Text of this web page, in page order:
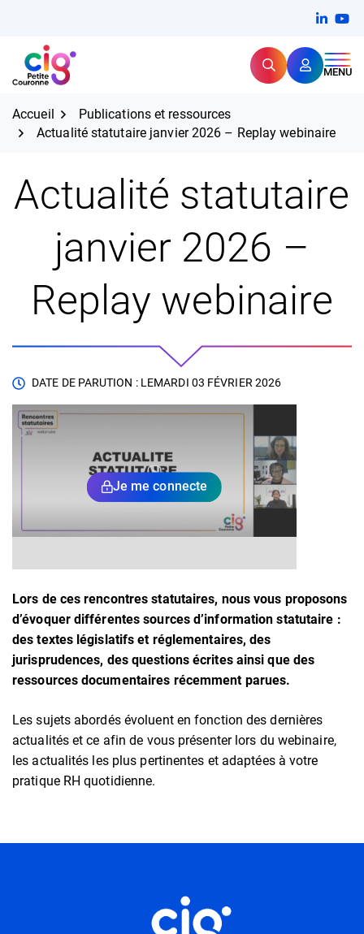
contenu
CIG Petite Couronne RechercherMENU
Expertise et proximité pour
Accueil
Publications et ressources
Actualité statutaire janvier 2026 – Replay webinaire
Actualité statutaire
janvier 2026 –
Replay webinaire
DATE DE PARUTION : LEMARDI 03 FÉVRIER 2026
Je me connecte
Lors de ces rencontres statutaires, nous vous proposons
d’évoquer différentes sources d’information statutaire :
des textes législatifs et réglementaires, des
jurisprudences, des questions écrites ainsi que des
ressources documentaires récemment parues.
Les sujets abordés évoluent en fonction des dernières
actualités et ce afin de vous présenter lors du webinaire,
les actualités les plus pertinentes et adaptées à votre
pratique RH quotidienne.